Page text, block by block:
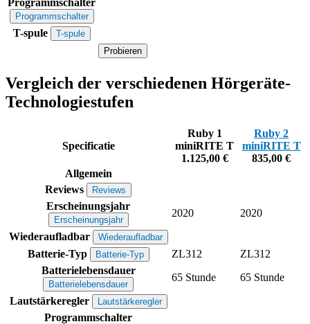
Programmschalter
Programmschalter
T-spule
T-spule
Probieren
Vergleich der verschiedenen Hörgeräte-
Technologiestufen
Specificatie
Ruby 1
miniRITE T
1.125,00 €
Ruby 2
miniRITE T
835,00 €
Allgemein
Reviews
Reviews
Erscheinungsjahr
Erscheinungsjahr
2020
2020
Wiederaufladbar
Wiederaufladbar
Batterie-Typ Batterie-Typ ZL312
ZL312
Batterielebensdauer
Batterielebensdauer
65 Stunde
65 Stunde
Lautstärkeregler
Lautstärkeregler
Programmschalter